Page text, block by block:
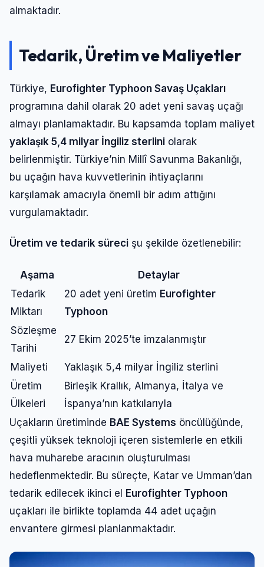
almaktadır.
Tedarik, Üretim ve Maliyetler
Türkiye, Eurofighter Typhoon Savaş Uçakları
programına dahil olarak 20 adet yeni savaş uçağı
almayı planlamaktadır. Bu kapsamda toplam maliyet
yaklaşık 5,4 milyar İngiliz sterlini olarak
belirlenmiştir. Türkiye’nin Millî Savunma Bakanlığı,
bu uçağın hava kuvvetlerinin ihtiyaçlarını
karşılamak amacıyla önemli bir adım attığını
vurgulamaktadır.
Üretim ve tedarik süreci şu şekilde özetlenebilir:
Aşama
Detaylar
Tedarik
Miktarı
20 adet yeni üretim Eurofighter
Typhoon
Sözleşme
Tarihi
27 Ekim 2025’te imzalanmıştır
Maliyeti
Yaklaşık 5,4 milyar İngiliz sterlini
Üretim
Ülkeleri
Birleşik Krallık, Almanya, İtalya ve
İspanya’nın katkılarıyla
Uçakların üretiminde BAE Systems öncülüğünde,
çeşitli yüksek teknoloji içeren sistemlerle en etkili
hava muharebe aracının oluşturulması
hedeflenmektedir. Bu süreçte, Katar ve Umman’dan
tedarik edilecek ikinci el
Eurofighter Typhoon
uçakları ile birlikte toplamda 44 adet uçağın
envantere girmesi planlanmaktadır.